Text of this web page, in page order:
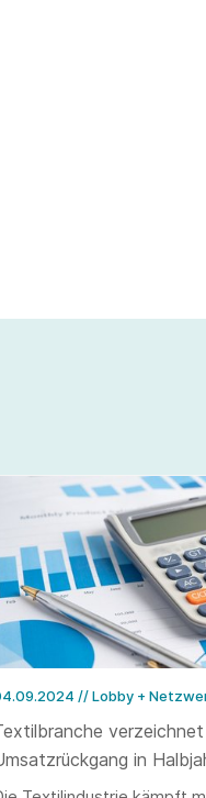
// Lobby +
in